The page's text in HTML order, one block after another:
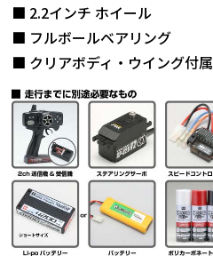
■ 2.2インチ ホイール
■ フルボールベアリング
■ クリアボディ・ウイング付属